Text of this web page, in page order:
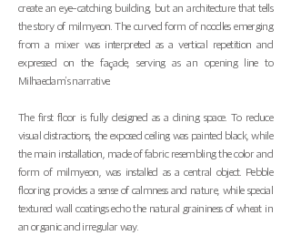
create an eye-catching building, but an architecture that tells
the story of milmyeon. The curved form of noodles emerging
from a mixer was interpreted as a vertical repetition and
expressed on the façade, serving as an opening line to
Milhaedam’s narrative.
The first floor is fully designed as a dining space. To reduce
visual distractions, the exposed ceiling was painted black, while
the main installation, made of fabric resembling the color and
form of milmyeon, was installed as a central object. Pebble
flooring provides a sense of calmness and nature, while special
textured wall coatings echo the natural graininess of wheat in
an organic and irregular way.